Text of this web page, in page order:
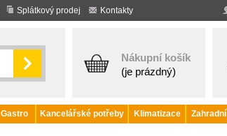
Splátkový prodej Kontakty
Nákupní košík
(je prázdný)
Gastro Kancelářské potřeby Klimatizace